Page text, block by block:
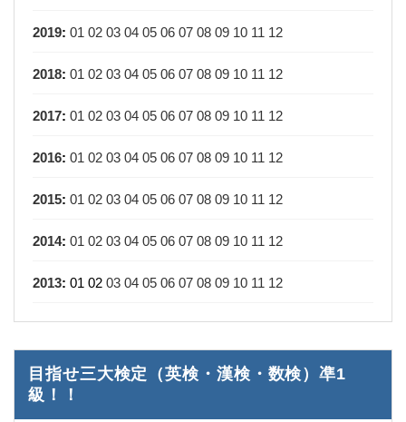
2019: 01 02 03 04 05 06 07 08 09 10 11 12
2018: 01 02 03 04 05 06 07 08 09 10 11 12
2017: 01 02 03 04 05 06 07 08 09 10 11 12
2016: 01 02 03 04 05 06 07 08 09 10 11 12
2015: 01 02 03 04 05 06 07 08 09 10 11 12
2014: 01 02 03 04 05 06 07 08 09 10 11 12
2013: 01 02 03 04 05 06 07 08 09 10 11 12
目指せ三大検定（英検・漢検・数検）凖1
級！！